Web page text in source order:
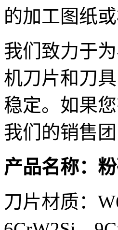
的加工图纸
我们致力于
机刀片和刀
稳定。如果
我们的销售团
产品名称：
刀片材质：